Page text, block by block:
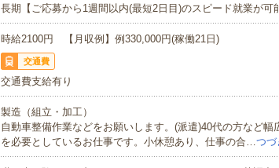
長期【ご応募から1週間以内(最短2日目)のスピード就業が可
時給2100円 【月収例】例330,000円(稼働21日)
交通費
交通費支給有り
製造（組立・加工）
自動車整備作業などをお願いします。(派遣)40代の方など
を必要としているお仕事です。小休憩あり、仕事の合…つづ